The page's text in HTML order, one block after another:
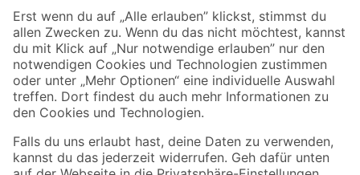
Sicher einkaufen
Jetzt die toom-App herunterladen
Alle Preisangaben in EUR inkl. gesetzl. MwSt.. Die dargestellten Angebote sind unter